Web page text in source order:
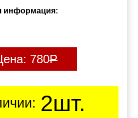
информация:
780Р
2шт.